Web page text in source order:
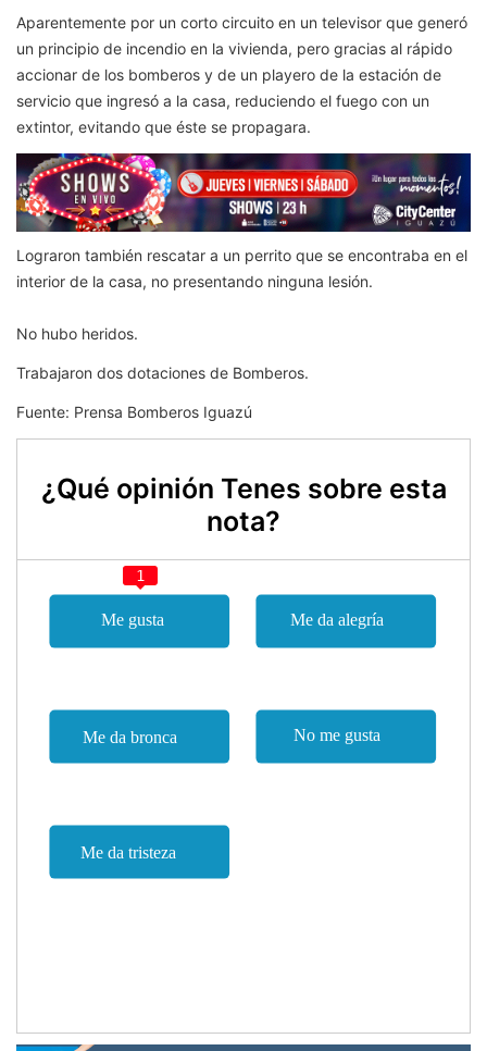
Aparentemente por un corto circuito en un televisor que generó
un principio de incendio en la vivienda, pero gracias al rápido
accionar de los bomberos y de un playero de la estación de
servicio que ingresó a la casa, reduciendo el fuego con un
extintor, evitando que éste se propagara.
Lograron también rescatar a un perrito que se encontraba en el
interior de la casa, no presentando ninguna lesión.
No hubo heridos.
Trabajaron dos dotaciones de Bomberos.
Fuente: Prensa Bomberos Iguazú
¿Qué opinión Tenes sobre esta
nota?
1